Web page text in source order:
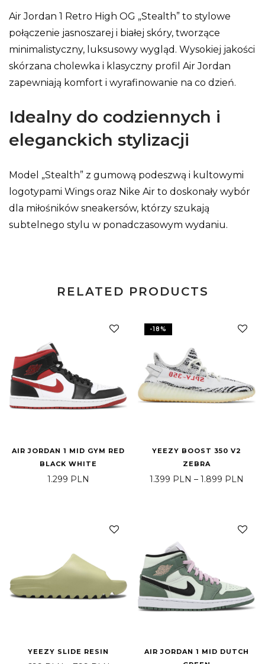
Air Jordan 1 Retro High OG „Stealth” to stylowe
połączenie jasnoszarej i białej skóry, tworzące
minimalistyczny, luksusowy wygląd. Wysokiej jakości
skórzana cholewka i klasyczny profil Air Jordan
zapewniają komfort i wyrafinowanie na co dzień.
Idealny do codziennych i
eleganckich stylizacji
Model „Stealth” z gumową podeszwą i kultowymi
logotypami Wings oraz Nike Air to doskonały wybór
dla miłośników sneakersów, którzy szukają
subtelnego stylu w ponadczasowym wydaniu.
RELATED PRODUCTS
AIR JORDAN 1 MID GYM RED
BLACK WHITE
1.299 PLN
-18%
YEEZY BOOST 350 V2
ZEBRA
1.399 PLN – 1.899 PLN
YEEZY SLIDE RESIN
AIR JORDAN 1 MID DUTCH